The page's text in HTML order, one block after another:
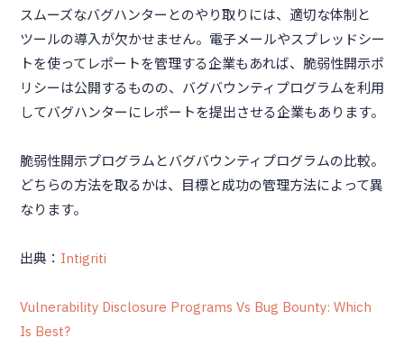
スムーズなバグハンターとのやり取りには、適切な体制と
ツールの導入が欠かせません。電子メールやスプレッドシー
トを使ってレポートを管理する企業もあれば、脆弱性開示ポ
リシーは公開するものの、バグバウンティプログラムを利用
してバグハンターにレポートを提出させる企業もあります。
脆弱性開示プログラムとバグバウンティプログラムの比較。
どちらの方法を取るかは、目標と成功の管理方法によって異
なります。
出典： Intigriti
Vulnerability Disclosure Programs Vs Bug Bounty: Which
Is Best?